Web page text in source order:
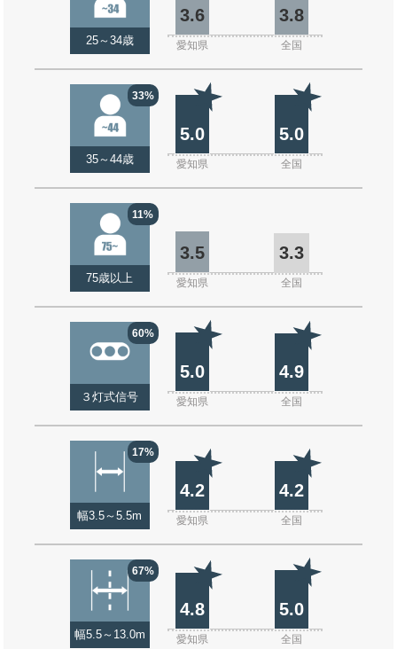
25～34歳
3.6 3.8
愛知県 全国
33%
35～44歳
5.0 5.0
愛知県 全国
11%
75歳以上
3.5 3.3
愛知県 全国
60%
３灯式信号
5.0 4.9
愛知県 全国
17%
幅3.5～5.5m
4.2 4.2
愛知県 全国
67%
幅5.5～13.0m
4.8 5.0
愛知県 全国